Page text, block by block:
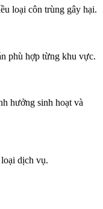
loại côn trùng gây hại.
phù hợp từng khu vực.
hưởng sinh hoạt và
dịch vụ.